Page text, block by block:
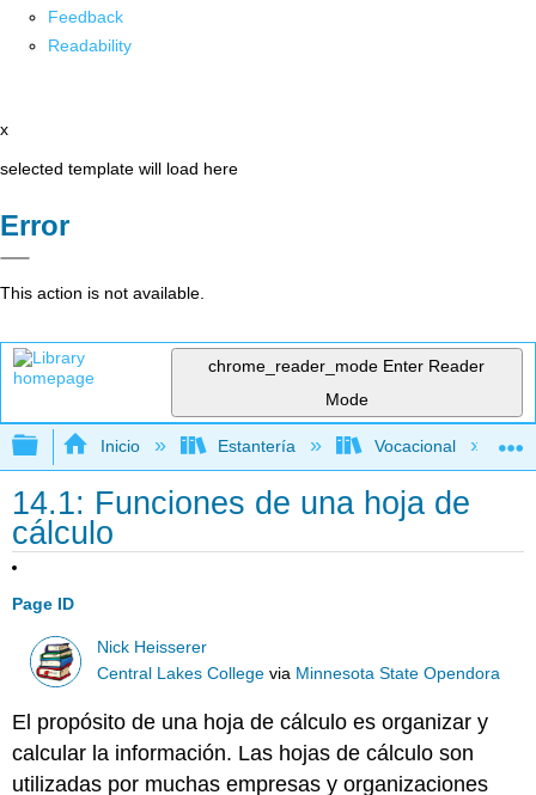
Feedback
Readability
x
selected template will load here
Error
This action is not available.
chrome_reader_mode Enter Reader
Mode
Expandir/contraer jerarquía global
Inicio Estantería Vocacional
14.1: Funciones de una hoja de
cálculo
Page ID
Nick Heisserer
Central Lakes College via Minnesota State Opendora
El propósito de una hoja de cálculo es organizar y
calcular la información. Las hojas de cálculo son
utilizadas por muchas empresas y organizaciones